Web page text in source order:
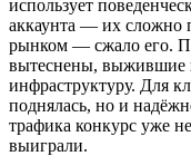
использует
аккаунта — их сложно
рынком — сжало его.
вытеснены, выжившие
инфраструктуру. Для
поднялась, но и
трафика конкурс уже
выиграли.